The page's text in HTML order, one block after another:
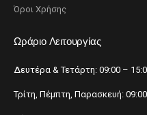
Όροι Χρήσης
Ωράριο Λειτουργίας
Δευτέρα & Τετάρτη: 09:00 –
Τρίτη, Πέμπτη, Παρασκευή: